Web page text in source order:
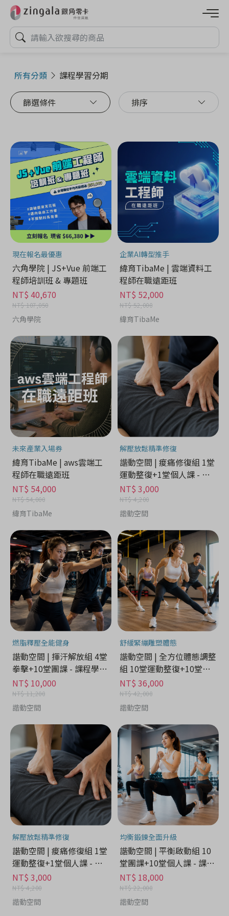
所有分類 課程學習分期
篩選條件 排序
現在報名最優惠
六角學院 | JS+Vue 前端工
程師培訓班 & 專題班
NT$ 40,670
NT$ 107,050
六角學院
企業AI轉型推手
緯育TibaMe | 雲端資料工
程師在職遠距班
NT$ 52,000
NT$ 52,000
緯育TibaMe
未來產業入場券
緯育TibaMe | aws雲端工
程師在職遠距班
NT$ 54,000
NT$ 54,000
緯育TibaMe
解壓放鬆精準修復
諧動空間 | 痠痛修復組 1堂
運動整復+1堂個人課 - 課
程學習分期
NT$ 3,000
NT$ 4,200
諧動空間
燃脂釋壓全能健身
諧動空間 | 揮汗解放組 4堂
拳擊+10堂團課 - 課程學習
分期
NT$ 10,000
NT$ 11,200
諧動空間
舒緩緊繃雕塑體態
諧動空間 | 全方位體態調整
組 10堂運動整復+10堂個
人課 - 課程學習分期
NT$ 36,000
NT$ 42,000
諧動空間
解壓放鬆精準修復
諧動空間 | 痠痛修復組 1堂
運動整復+1堂個人課 - 課
程學習分期
NT$ 3,000
NT$ 4,200
諧動空間
均衡鍛鍊全面升級
諧動空間 | 平衡啟動組 10
堂團課+10堂個人課 - 課程
學習分期
NT$ 18,000
NT$ 22,000
諧動空間